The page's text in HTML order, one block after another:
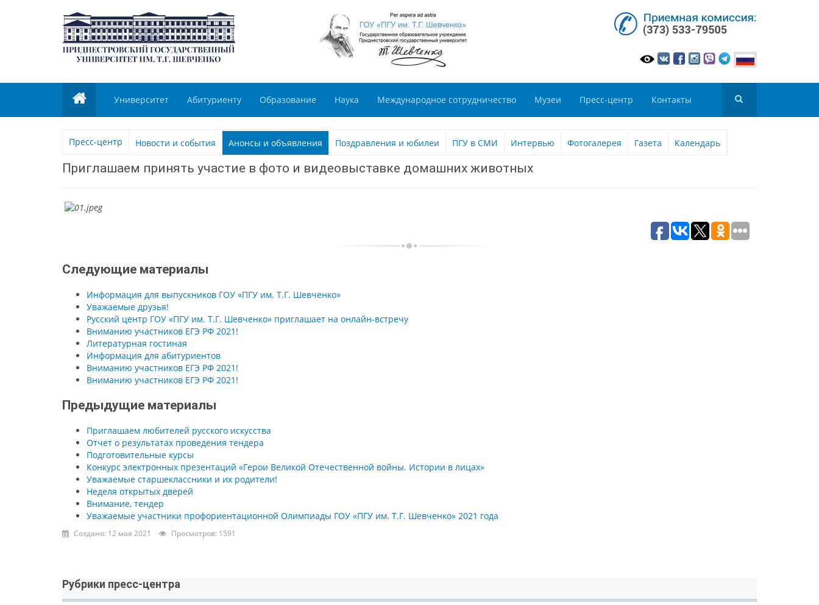
Университет Абитуриенту Образование Наука Международное сотрудничество Музеи Пресс-центр Контакты
Пресс-центр Новости и события Анонсы и объявления Поздравления и юбилеи ПГУ в СМИ Интервью Фотогалерея Газета Календарь
Приглашаем принять участие в фото и видеовыставке домашних животных
Следующие материалы
Информация для выпускников ГОУ «ПГУ им. Т.Г. Шевченко»
Уважаемые друзья!
Русский центр ГОУ «ПГУ им. Т.Г. Шевченко» приглашает на онлайн-встречу
Вниманию участников ЕГЭ РФ 2021!
Литературная гостиная
Информация для абитуриентов
Вниманию участников ЕГЭ РФ 2021!
Вниманию участников ЕГЭ РФ 2021!
Предыдущие материалы
Приглашаем любителей русского искусства
Отчет о результатах проведения тендера
Подготовительные курсы
Конкурс электронных презентаций «Герои Великой Отечественной войны. Истории в лицах»
Уважаемые старшеклассники и их родители!
Неделя открытых дверей
Внимание, тендер
Уважаемые участники профориентационной Олимпиады ГОУ «ПГУ им. Т.Г. Шевченко» 2021 года
Создано: 12 мая 2021 Просмотров: 1591
Рубрики пресс-центра